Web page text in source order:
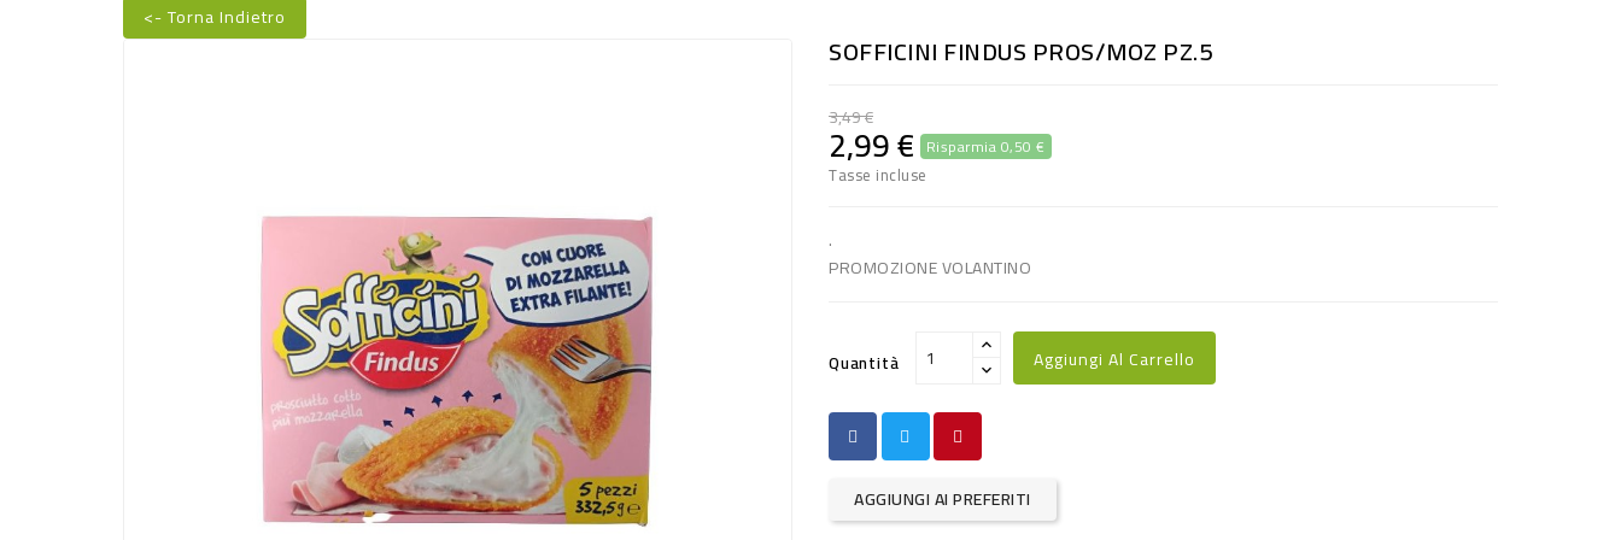
<- Torna Indietro
SOFFICINI FINDUS PROS/MOZ PZ.5
3,49 €
2,99 € Risparmia 0,50 €
Tasse incluse
.
PROMOZIONE VOLANTINO
Quantità Aggiungi Al Carrello
AGGIUNGI AI PREFERITI